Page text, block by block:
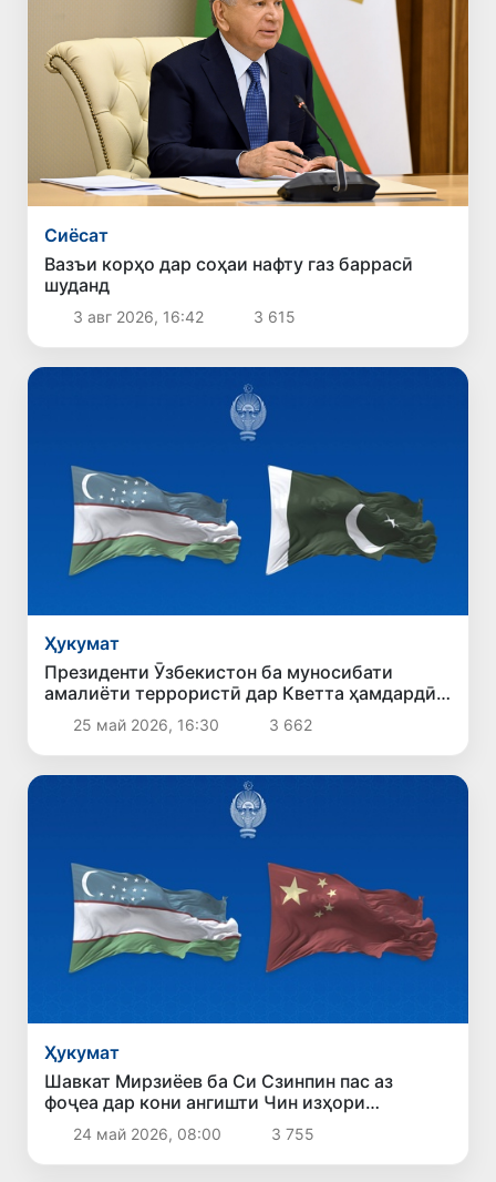
Сиёсат
Вазъи корҳо дар соҳаи нафту газ баррасӣ
шуданд
3 авг 2026, 16:42 3 615
Ҳукумат
Президенти Ӯзбекистон ба муносибати
амалиёти террористӣ дар Кветта ҳамдардӣ
ирсол кард
25 май 2026, 16:30 3 662
Ҳукумат
Шавкат Мирзиёев ба Си Сзинпин пас аз
фоҷеа дар кони ангишти Чин изҳори
ҳамдардӣ кард
24 май 2026, 08:00 3 755